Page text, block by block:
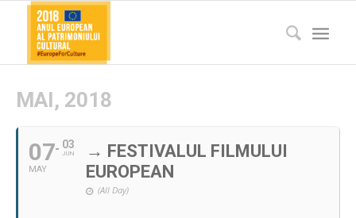
MAI, 2018
07
MAY
03
JUN
→ FESTIVALUL FILMULUI
EUROPEAN
(All Day)